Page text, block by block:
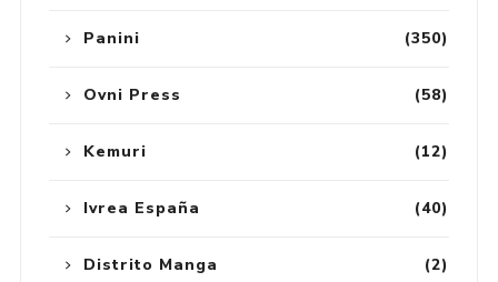
(350)
Panini
(58)
Ovni Press
(12)
Kemuri
(40)
Ivrea España
(2)
Distrito Manga